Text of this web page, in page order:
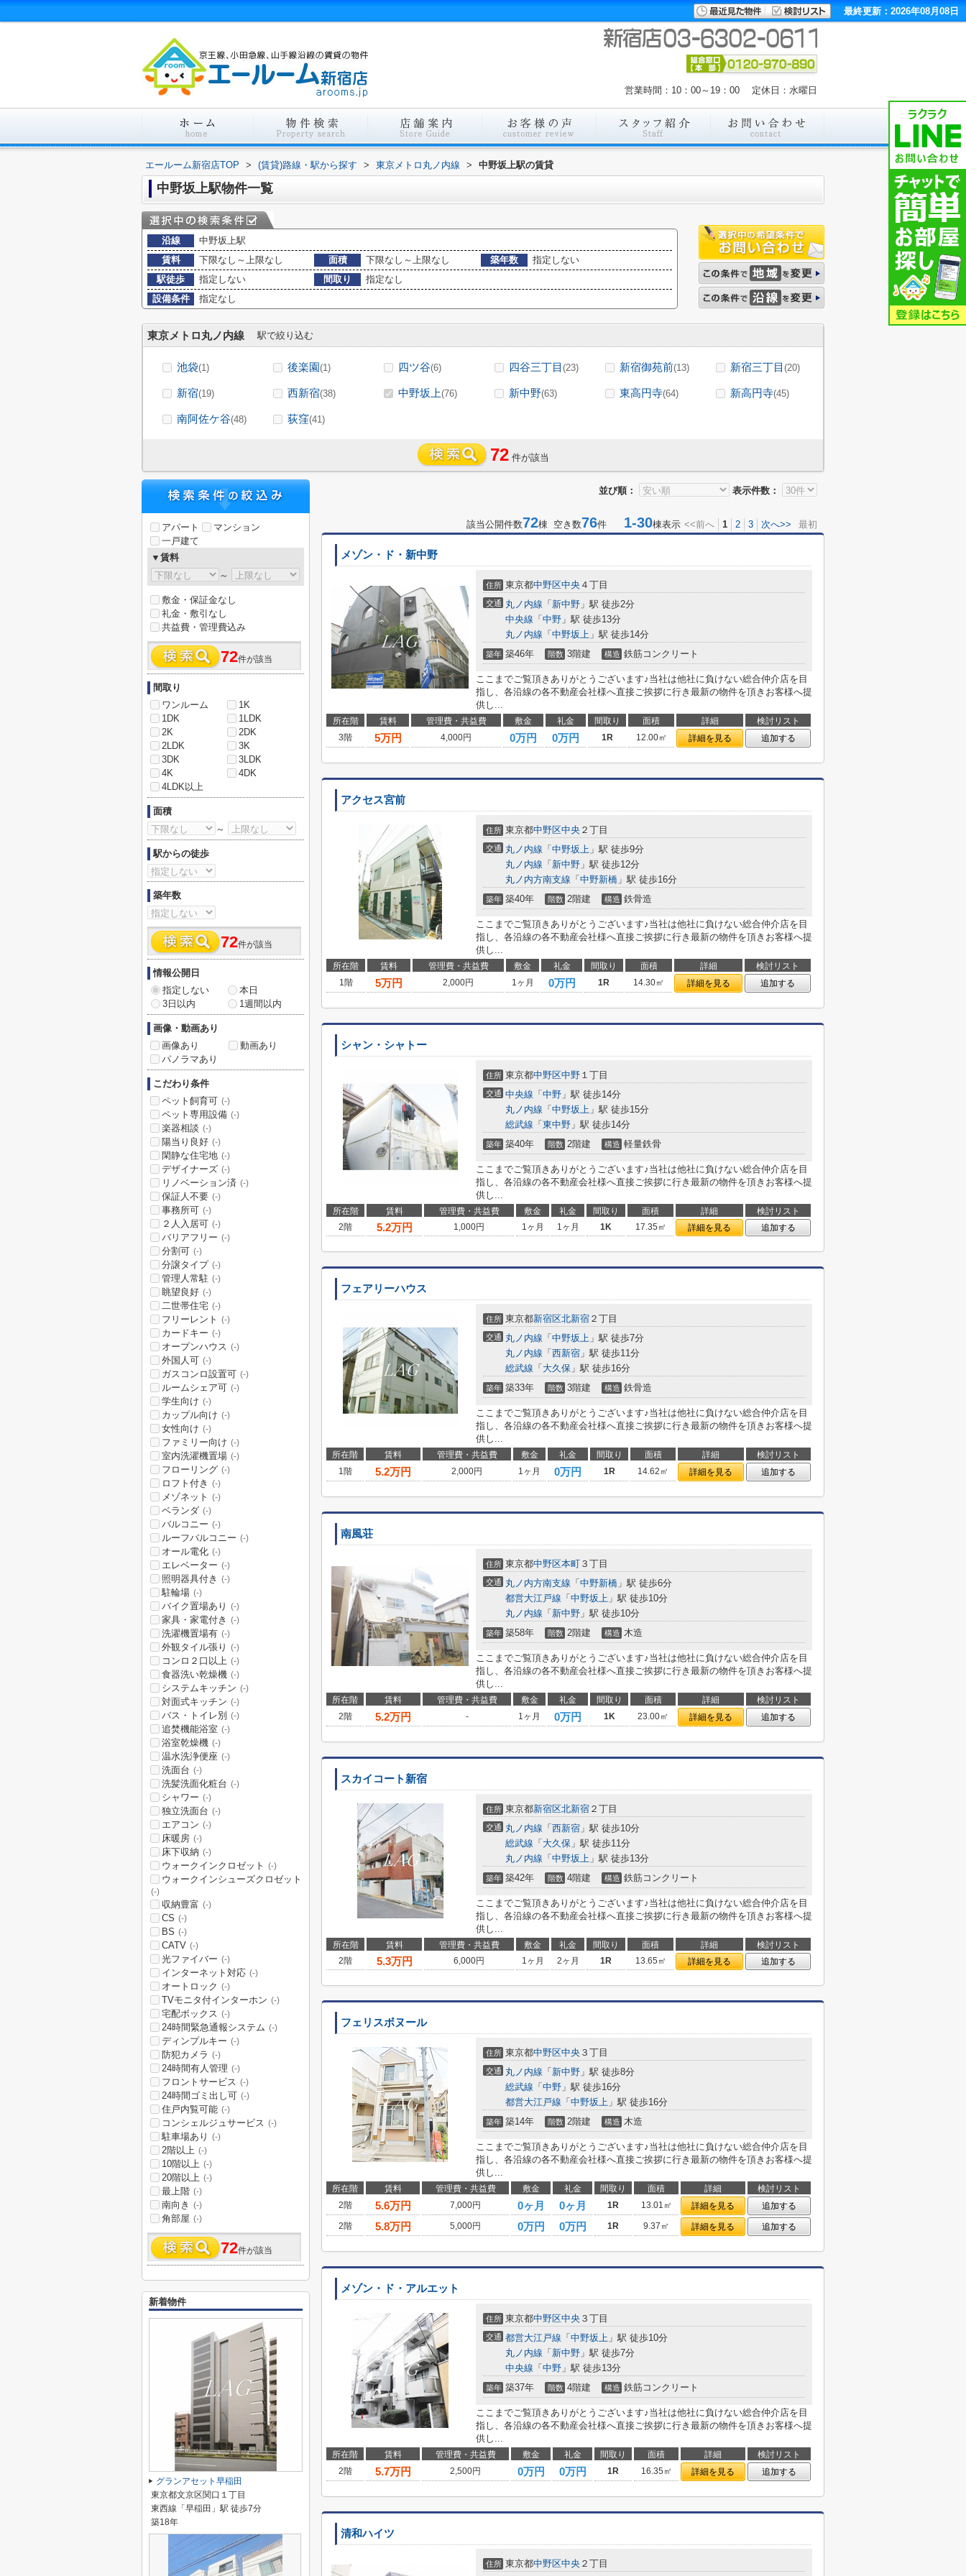
最終更新：2026年08月08日
営業時間：10：00～19：00 定休日：水曜日
エールーム新宿店TOP > (賃貸)路線・駅から探す > 東京メトロ丸ノ内線 > 中野坂上駅の賃貸
中野坂上駅物件一覧
沿線
中野坂上駅
賃料
下限なし～上限なし 面積 下限なし～上限なし 築年数
指定しない
駅徒歩
指定しない 間取り
指定なし
設備条件
指定なし
東京メトロ丸ノ内線 駅で絞り込む
池袋(1) 後楽園(1) 四ツ谷(6) 四谷三丁目 (23) 新宿御苑前(13) 新宿三丁目 (20)
新宿(19) 西新宿(38) 中野坂上(76) 新中野(63) 東高円寺(64) 新高円寺(45)
南阿佐ケ谷(48) 荻窪(41)
72 件が該当
並び順： 表示件数：
該当公開件数72棟 空き数76件 1-30棟表示 <<前へ 1 2 3 次へ>> 最初
メゾン・ド・新中野
住所 東京都中野区中央 ４丁目
交通 丸ノ内線 「 新中野 」駅 徒歩2分
中央線 「 中野 」駅 徒歩13分
丸ノ内線 「 中野坂上 」駅 徒歩14分
築年 築46年 階数 3階建 構造 鉄筋コンクリート
ここまでご覧頂きありがとうございます♪当社は他社に負けない総合仲介店を目
指し、各沿線の各不動産会社様へ直接ご挨拶に行き最新の物件を頂きお客様へ提
供し...
所在階 賃料 管理費・共益費 敷金 礼金 間取り 面積 詳細
検討リスト
3階
5万円 4,000円 0万円 0万円 1R 12.00㎡ 詳細を見る 追加する
アクセス宮前
住所 東京都中野区中央 ２丁目
交通 丸ノ内線 「 中野坂上 」駅 徒歩9分
丸ノ内線 「 新中野 」駅 徒歩12分
丸ノ内方南支線 「 中野新橋 」駅 徒歩16分
築年 築40年 階数 2階建 構造 鉄骨造
ここまでご覧頂きありがとうございます♪当社は他社に負けない総合仲介店を目
指し、各沿線の各不動産会社様へ直接ご挨拶に行き最新の物件を頂きお客様へ提
供し...
所在階 賃料 管理費・共益費 敷金 礼金 間取り 面積 詳細
検討リスト
1階
5万円 2,000円 1ヶ月 0万円 1R 14.30㎡ 詳細を見る 追加する
シャン・シャトー
住所 東京都中野区中野 １丁目
交通 中央線 「 中野 」駅 徒歩14分
丸ノ内線 「 中野坂上 」駅 徒歩15分
総武線 「 東中野 」駅 徒歩14分
築年 築40年 階数 2階建 構造 軽量鉄骨
ここまでご覧頂きありがとうございます♪当社は他社に負けない総合仲介店を目
指し、各沿線の各不動産会社様へ直接ご挨拶に行き最新の物件を頂きお客様へ提
供し...
所在階 賃料 管理費・共益費 敷金 礼金 間取り 面積 詳細
検討リスト
2階
5.2万円 1,000円 1ヶ月 1ヶ月 1K 17.35㎡ 詳細を見る 追加する
フェアリーハウス
住所 東京都新宿区北新宿 ２丁目
交通 丸ノ内線 「 中野坂上 」駅 徒歩7分
丸ノ内線 「 西新宿 」駅 徒歩11分
総武線 「 大久保 」駅 徒歩16分
築年 築33年 階数 3階建 構造 鉄骨造
ここまでご覧頂きありがとうございます♪当社は他社に負けない総合仲介店を目
指し、各沿線の各不動産会社様へ直接ご挨拶に行き最新の物件を頂きお客様へ提
供し...
所在階 賃料 管理費・共益費 敷金 礼金 間取り 面積 詳細
検討リスト
1階
5.2万円 2,000円 1ヶ月 0万円 1R 14.62㎡ 詳細を見る 追加する
南風荘
住所 東京都中野区本町 ３丁目
交通 丸ノ内方南支線 「 中野新橋 」駅 徒歩6分
都営大江戸線 「 中野坂上 」駅 徒歩10分
丸ノ内線 「 新中野 」駅 徒歩10分
築年 築58年 階数 2階建 構造 木造
ここまでご覧頂きありがとうございます♪当社は他社に負けない総合仲介店を目
指し、各沿線の各不動産会社様へ直接ご挨拶に行き最新の物件を頂きお客様へ提
供し...
所在階 賃料 管理費・共益費 敷金 礼金 間取り 面積 詳細
検討リスト
2階
5.2万円 - 1ヶ月 0万円 1K 23.00㎡ 詳細を見る 追加する
スカイコート新宿
住所 東京都新宿区北新宿 ２丁目
交通 丸ノ内線 「 西新宿 」駅 徒歩10分
総武線 「 大久保 」駅 徒歩11分
丸ノ内線 「 中野坂上 」駅 徒歩13分
築年 築42年 階数 4階建 構造 鉄筋コンクリート
ここまでご覧頂きありがとうございます♪当社は他社に負けない総合仲介店を目
指し、各沿線の各不動産会社様へ直接ご挨拶に行き最新の物件を頂きお客様へ提
供し...
所在階 賃料 管理費・共益費 敷金 礼金 間取り 面積 詳細
検討リスト
2階
5.3万円 6,000円 1ヶ月 2ヶ月 1R 13.65㎡ 詳細を見る 追加する
フェリスボヌール
住所 東京都中野区中央 ３丁目
交通 丸ノ内線 「 新中野 」駅 徒歩8分
総武線 「 中野 」駅 徒歩16分
都営大江戸線 「 中野坂上 」駅 徒歩16分
築年 築14年 階数 2階建 構造 木造
ここまでご覧頂きありがとうございます♪当社は他社に負けない総合仲介店を目
指し、各沿線の各不動産会社様へ直接ご挨拶に行き最新の物件を頂きお客様へ提
供し...
所在階 賃料 管理費・共益費 敷金 礼金 間取り 面積 詳細
検討リスト
2階
5.6万円 7,000円 0ヶ月 0ヶ月 1R 13.01㎡ 詳細を見る
追加する
2階
5.8万円 5,000円 0万円 0万円 1R 9.37㎡ 詳細を見る 追加する
メゾン・ド・アルエット
住所 東京都中野区中央 ３丁目
交通 都営大江戸線 「 中野坂上 」駅 徒歩10分
丸ノ内線 「 新中野 」駅 徒歩7分
中央線 「 中野 」駅 徒歩13分
築年 築37年 階数 4階建 構造 鉄筋コンクリート
ここまでご覧頂きありがとうございます♪当社は他社に負けない総合仲介店を目
指し、各沿線の各不動産会社様へ直接ご挨拶に行き最新の物件を頂きお客様へ提
供し...
所在階 賃料 管理費・共益費 敷金 礼金 間取り 面積 詳細
検討リスト
2階
5.7万円 2,500円 0万円 0万円 1R 16.35㎡ 詳細を見る 追加する
清和ハイツ
住所 東京都中野区中央 ２丁目
アパート
マンション
一戸建て
▼賃料
～
敷金・保証金なし
礼金・敷引なし
共益費・管理費込み
72件が該当
間取り
ワンルーム
1K
1DK
1LDK
2K
2DK
2LDK
3K
3DK
3LDK
4K
4DK
4LDK以上
面積
～
駅からの徒歩
築年数
72件が該当
情報公開日
指定しない
本日
3日以内
1週間以内
画像・動画あり
画像あり
動画あり
パノラマあり
こだわり条件
ペット飼育可 (-)
ペット専用設備 (-)
楽器相談 (-)
陽当り良好 (-)
閑静な住宅地 (-)
デザイナーズ (-)
リノベーション済 (-)
保証人不要 (-)
事務所可 (-)
２人入居可 (-)
バリアフリー (-)
分割可 (-)
分譲タイプ (-)
管理人常駐 (-)
眺望良好 (-)
二世帯住宅 (-)
フリーレント (-)
カードキー (-)
オープンハウス (-)
外国人可 (-)
ガスコンロ設置可 (-)
ルームシェア可 (-)
学生向け (-)
カップル向け (-)
女性向け (-)
ファミリー向け (-)
室内洗濯機置場 (-)
フローリング (-)
ロフト付き (-)
メゾネット (-)
ベランダ (-)
バルコニー (-)
ルーフバルコニー (-)
オール電化 (-)
エレベーター (-)
照明器具付き (-)
駐輪場 (-)
バイク置場あり (-)
家具・家電付き (-)
洗濯機置場有 (-)
外観タイル張り (-)
コンロ２口以上 (-)
食器洗い乾燥機 (-)
システムキッチン (-)
対面式キッチン (-)
バス・トイレ別 (-)
追焚機能浴室 (-)
浴室乾燥機 (-)
温水洗浄便座 (-)
洗面台 (-)
洗髪洗面化粧台 (-)
シャワー (-)
独立洗面台 (-)
エアコン (-)
床暖房 (-)
床下収納 (-)
ウォークインクロゼット (-)
ウォークインシューズクロゼット
(-)
収納豊富 (-)
CS (-)
BS (-)
CATV (-)
光ファイバー (-)
インターネット対応 (-)
オートロック (-)
TVモニタ付インターホン (-)
宅配ボックス (-)
24時間緊急通報システム (-)
ディンプルキー (-)
防犯カメラ (-)
24時間有人管理 (-)
フロントサービス (-)
24時間ゴミ出し可 (-)
住戸内覧可能 (-)
コンシェルジュサービス (-)
駐車場あり (-)
2階以上 (-)
10階以上 (-)
20階以上 (-)
最上階 (-)
南向き (-)
角部屋 (-)
72件が該当
新着物件
グランアセット早稲田
東京都文京区関口１丁目
東西線「早稲田」駅 徒歩7分
築18年